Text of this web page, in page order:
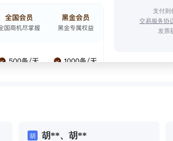
支付则
交易服务协
发票
胡 胡**、胡**